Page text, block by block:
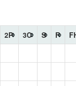
2P 3C S F